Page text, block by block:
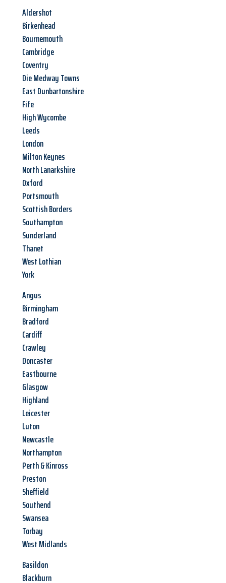
Aldershot
Birkenhead
Bournemouth
Cambridge
Coventry
Die Medway Towns
East Dunbartonshire
Fife
High Wycombe
Leeds
London
Milton Keynes
North Lanarkshire
Oxford
Portsmouth
Scottish Borders
Southampton
Sunderland
Thanet
West Lothian
York
Angus
Birmingham
Bradford
Cardiff
Crawley
Doncaster
Eastbourne
Glasgow
Highland
Leicester
Luton
Newcastle
Northampton
Perth & Kinross
Preston
Sheffield
Southend
Swansea
Torbay
West Midlands
Basildon
Blackburn